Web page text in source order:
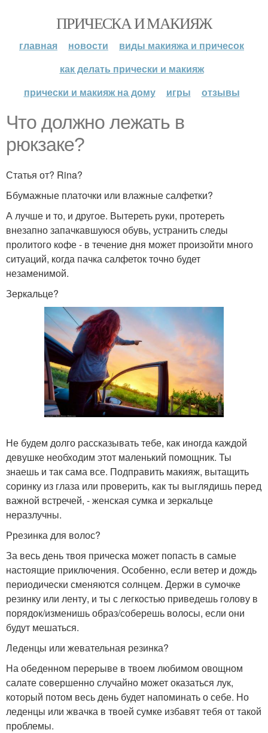
ПРИЧЕСКА И МАКИЯЖ
главная новости
виды макияжа и причесок
как делать прически и макияж
прически и макияж на дому
игры отзывы
Что должно лежать в
рюкзаке?
Статья от? Rina?
Ббумажные платочки или влажные салфетки?
А лучше и то, и другое. Вытереть руки, протереть
внезапно запачкавшуюся обувь, устранить следы
пролитого кофе - в течение дня может произойти много
ситуаций, когда пачка салфеток точно будет
незаменимой.
Зеркальце?
Не будем долго рассказывать тебе, как иногда каждой
девушке необходим этот маленький помощник. Ты
знаешь и так сама все. Подправить макияж, вытащить
соринку из глаза или проверить, как ты выглядишь перед
важной встречей, - женская сумка и зеркальце
неразлучны.
Ррезинка для волос?
За весь день твоя прическа может попасть в самые
настоящие приключения. Особенно, если ветер и дождь
периодически сменяются солнцем. Держи в сумочке
резинку или ленту, и ты с легкостью приведешь голову в
порядок/изменишь образ/соберешь волосы, если они
будут мешаться.
Леденцы или жевательная резинка?
На обеденном перерыве в твоем любимом овощном
салате совершенно случайно может оказаться лук,
который потом весь день будет напоминать о себе. Но
леденцы или жвачка в твоей сумке избавят тебя от такой
проблемы.